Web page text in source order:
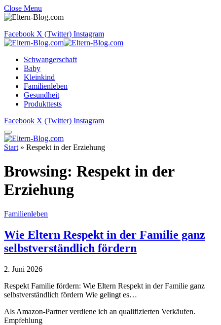
Close Menu
Facebook X (Twitter) Instagram
Schwangerschaft
Baby
Kleinkind
Familienleben
Gesundheit
Produkttests
Facebook X (Twitter) Instagram
Start » Respekt in der Erziehung
Browsing: Respekt in der
Erziehung
Familienleben
Wie Eltern Respekt in der Familie ganz
selbstverständlich fördern
2. Juni 2026
Respekt Familie fördern: Wie Eltern Respekt in der Familie ganz
selbstverständlich fördern Wie gelingt es…
Als Amazon-Partner verdiene ich an qualifizierten Verkäufen.
Empfehlung